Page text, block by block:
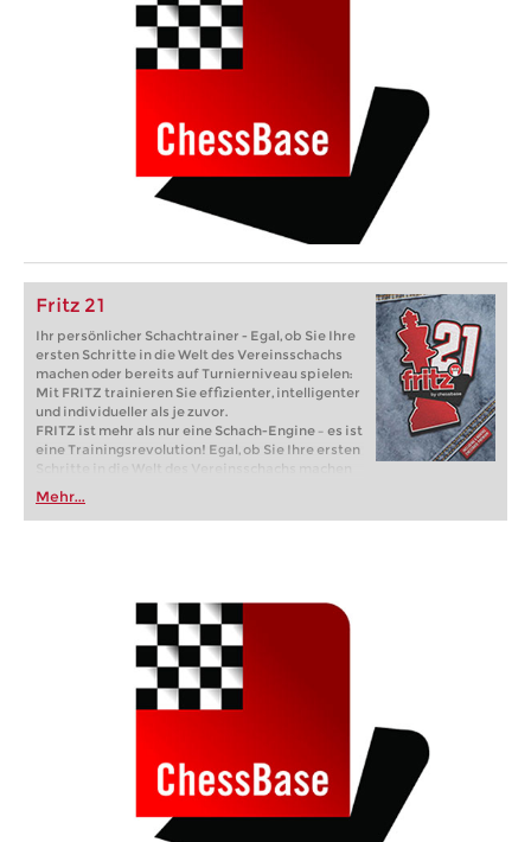
Fritz 21
Ihr persönlicher Schachtrainer - Egal, ob Sie Ihre
ersten Schritte in die Welt des Vereinsschachs
machen oder bereits auf Turnierniveau spielen:
Mit FRITZ trainieren Sie effizienter, intelligenter
und individueller als je zuvor.
FRITZ ist mehr als nur eine Schach-Engine – es ist
eine Trainingsrevolution! Egal, ob Sie Ihre ersten
Schritte in die Welt des Vereinsschachs machen
oder bereits auf Turnierniveau spielen: Mit
FRITZ trainieren Sie effizienter, intelligenter und
individueller als je zuvor.
Mehr...